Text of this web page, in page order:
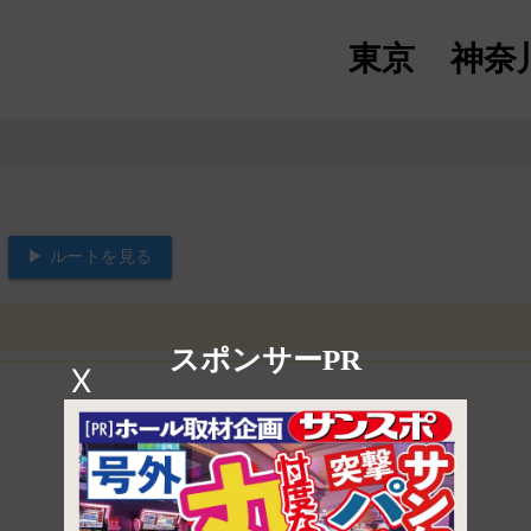
東京 神奈
スポンサーPR
X
▶ ルートを見る